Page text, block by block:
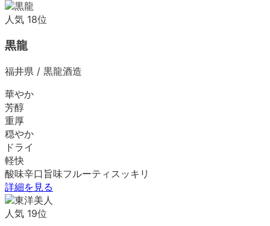
人気 18位
黒龍
福井県 / 黒龍酒造
華やか
芳醇
重厚
穏やか
ドライ
軽快
酸味辛口 旨味フルーティ スッキリ
詳細を見る
人気 19位